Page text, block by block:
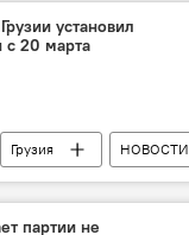
установил
с 20 марта
Грузия НОВОСТИ
партии не